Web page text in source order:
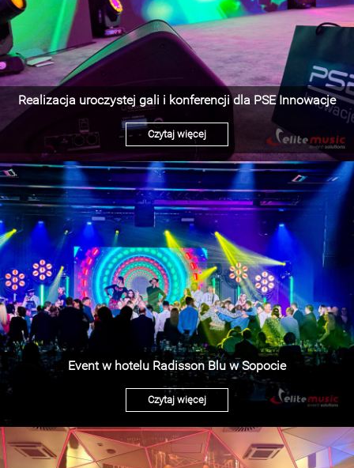
Realizacja uroczystej gali i konferencji dla PSE Innowacje
Czytaj więcej
Event w hotelu Radisson Blu w Sopocie
Czytaj więcej